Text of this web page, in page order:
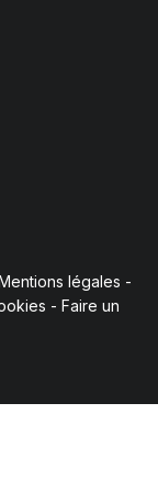
légales -
- Faire un